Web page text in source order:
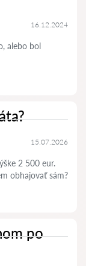
16.12.2024
alebo bol
15.07.2026
2 500 eur.
obhajovať sám?
po